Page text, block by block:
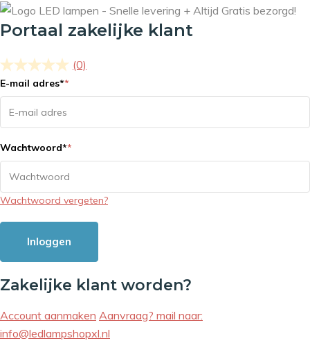
Portaal zakelijke klant
(0)
E-mail adres**
Wachtwoord**
Wachtwoord vergeten?
Inloggen
Zakelijke klant worden?
Account aanmaken Aanvraag? mail naar:
info@ledlampshopxl.nl